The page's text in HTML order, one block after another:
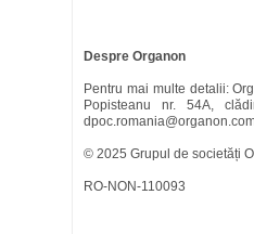
Despre Organon
Pentru mai multe detalii:
Popisteanu nr. 54A,
© 2025 Grupul de societăți
RO-NON-110093